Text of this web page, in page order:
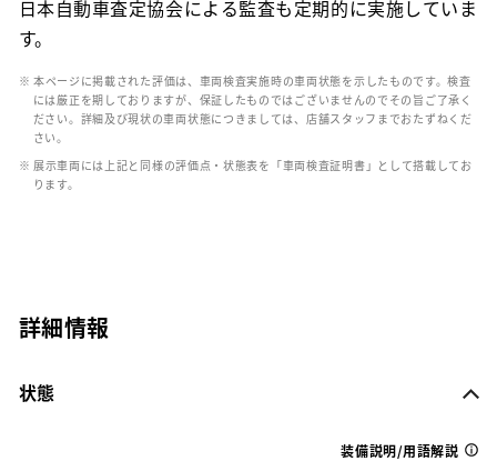
日本自動車査定協会による監査も定期的に実施していま
す。
※ 本ページに掲載された評価は、車両検査実施時の車両状態を示したものです。検査
には厳正を期しておりますが、保証したものではございませんのでその旨ご了承く
ださい。詳細及び現状の車両状態につきましては、店舗スタッフまでおたずねくだ
さい。
※ 展示車両には上記と同様の評価点・状態表を「車両検査証明書」として搭載してお
ります。
詳細情報
状態
装備説明/用語解説